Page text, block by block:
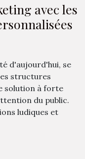
avec les
d'aujourd'hui, se
structures
solution à forte
du public.
ludiques et